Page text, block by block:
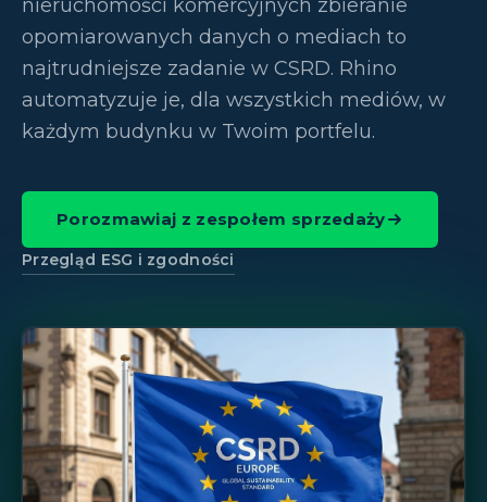
nieruchomości komercyjnych zbieranie
opomiarowanych danych o mediach to
najtrudniejsze zadanie w CSRD. Rhino
automatyzuje je, dla wszystkich mediów, w
każdym budynku w Twoim portfelu.
Porozmawiaj z zespołem sprzedaży
Przegląd ESG i zgodności